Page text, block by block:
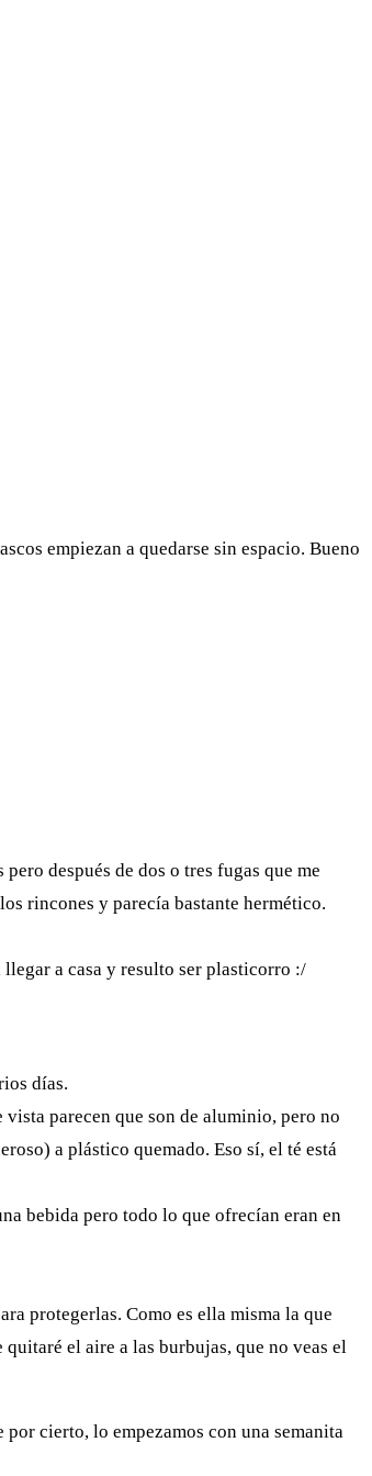
empiezan a quedarse sin espacio. Bueno
después de dos o tres fugas que me
rincones y parecía bastante hermético.
a casa y resulto ser plasticorro :/
días.
parecen que son de aluminio, pero no
a plástico quemado. Eso sí, el té está
bebida pero todo lo que ofrecían eran en
protegerlas. Como es ella misma la que
el aire a las burbujas, que no veas el
por cierto, lo empezamos con una semanita